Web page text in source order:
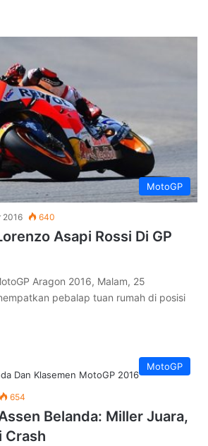
MotoGP
2016 640
Asapi Rossi Di GP
Aragon 2016, Malam, 25
pebalap tuan rumah di posisi
MotoGP
654
Belanda: Miller Juara,
Crash